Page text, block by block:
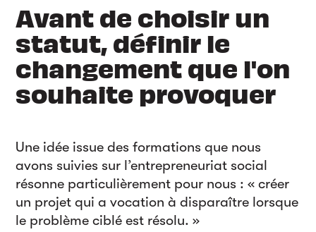
Avant de choisir un
statut, définir le
changement que l'on
souhaite provoquer
Une idée issue des formations que nous
avons suivies sur l’entrepreneuriat social
résonne particulièrement pour nous : « créer
un projet qui a vocation à disparaître lorsque
le problème ciblé est résolu. »